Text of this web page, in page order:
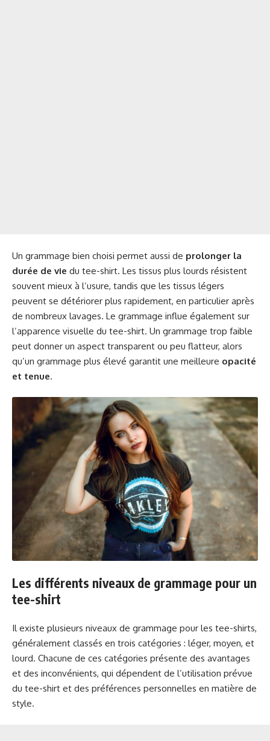
Un grammage bien choisi permet aussi de prolonger la
durée de vie du tee-shirt. Les tissus plus lourds résistent
souvent mieux à l’usure, tandis que les tissus légers
peuvent se détériorer plus rapidement, en particulier après
de nombreux lavages. Le grammage influe également sur
l’apparence visuelle du tee-shirt. Un grammage trop faible
peut donner un aspect transparent ou peu flatteur, alors
qu’un grammage plus élevé garantit une meilleure opacité
et tenue.
Les différents niveaux de grammage pour un
tee-shirt
Il existe plusieurs niveaux de grammage pour les tee-shirts,
généralement classés en trois catégories : léger, moyen, et
lourd. Chacune de ces catégories présente des avantages
et des inconvénients, qui dépendent de l’utilisation prévue
du tee-shirt et des préférences personnelles en matière de
style.